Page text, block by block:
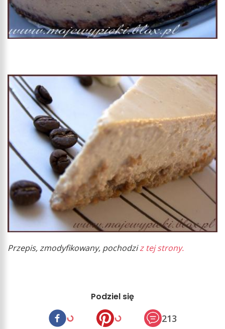
Przepis, zmodyfikowany, pochodziz tej strony.
Podziel się
213